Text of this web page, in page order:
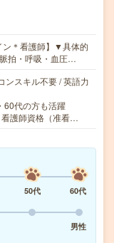
ン＊看護師】▼具体的
拍・呼吸・血圧…
ンスキル不要 / 英語力
代の方も活躍
看護師資格（准看…
50代
60代
男性